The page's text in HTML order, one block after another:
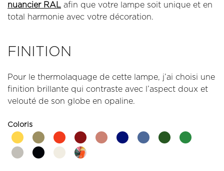
nuancier RAL afin que votre lampe soit unique et en
total harmonie avec votre décoration.
FINITION
Pour le thermolaquage de cette lampe, j’ai choisi une
finition brillante qui contraste avec l’aspect doux et
velouté de son globe en opaline.
Coloris